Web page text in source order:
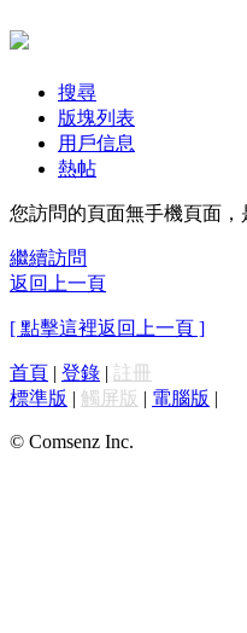
搜尋
版塊列表
用戶信息
熱帖
您訪問的頁面無手機頁面，
繼續訪問
返回上一頁
[ 點擊這裡返回上一頁 ]
首頁 | 登錄 | 註冊
標準版 | 觸屏版 | 電腦版 |
© Comsenz Inc.